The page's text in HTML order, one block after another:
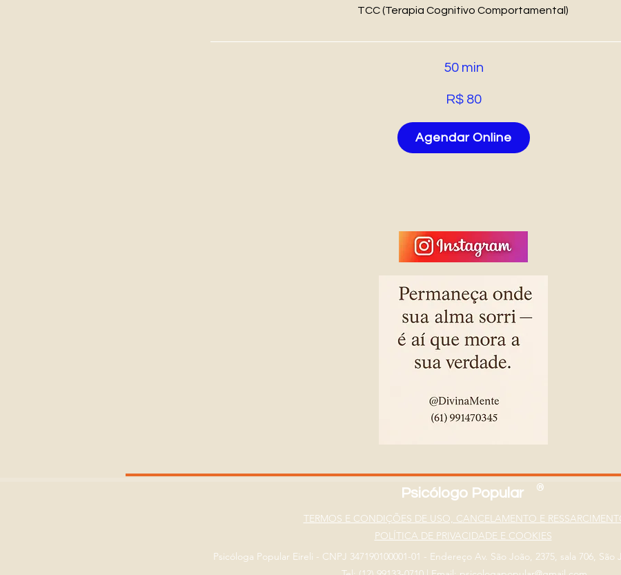
TCC (Terapia Cognitivo Comportamental)
50 min
R$ 80
Agendar Online
Psicólogo Popular ®
TERMOS E CONDIÇÕES DE USO, CANCELAMENTO E
POLÍTICA DE PRIVACIDADE E COOKIES
Psicóloga Popular Eireli - CNPJ 347190100001-01 - Endereço Av. São João, 2375, sala 706, São